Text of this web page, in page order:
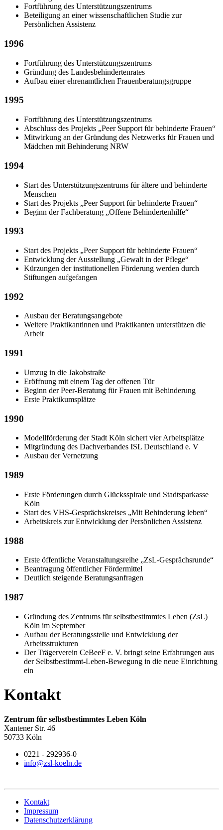
Fortführung des Unterstützungszentrums
Beteiligung an einer wissenschaftlichen Studie zur
Persönlichen Assistenz
1996
Fortführung des Unterstützungszentrums
Gründung des Landesbehindertenrates
Aufbau einer ehrenamtlichen Frauenberatungsgruppe
1995
Fortführung des Unterstützungszentrums
Abschluss des Projekts „Peer Support für behinderte Frauen“
Mitwirkung an der Gründung des Netzwerks für Frauen und
Mädchen mit Behinderung NRW
1994
Start des Unterstützungszentrums für ältere und behinderte
Menschen
Start des Projekts „Peer Support für behinderte Frauen“
Beginn der Fachberatung „Offene Behindertenhilfe“
1993
Start des Projekts „Peer Support für behinderte Frauen“
Entwicklung der Ausstellung „Gewalt in der Pflege“
Kürzungen der institutionellen Förderung werden durch
Stiftungen aufgefangen
1992
Ausbau der Beratungsangebote
Weitere Praktikantinnen und Praktikanten unterstützen die
Arbeit
1991
Umzug in die Jakobstraße
Eröffnung mit einem Tag der offenen Tür
Beginn der Peer-Beratung für Frauen mit Behinderung
Erste Praktikumsplätze
1990
Modellförderung der Stadt Köln sichert vier Arbeitsplätze
Mitgründung des Dachverbandes ISL Deutschland e. V
Ausbau der Vernetzung
1989
Erste Förderungen durch Glücksspirale und Stadtsparkasse
Köln
Start des VHS-Gesprächskreises „Mit Behinderung leben“
Arbeitskreis zur Entwicklung der Persönlichen Assistenz
1988
Erste öffentliche Veranstaltungsreihe „ZsL-Gesprächsrunde“
Beantragung öffentlicher Fördermittel
Deutlich steigende Beratungsanfragen
1987
Gründung des Zentrums für selbstbestimmtes Leben (ZsL)
Köln im September
Aufbau der Beratungsstelle und Entwicklung der
Arbeitsstrukturen
Der Trägerverein CeBeeF e. V. bringt seine Erfahrungen aus
der Selbstbestimmt-Leben-Bewegung in die neue Einrichtung
ein
Kontakt
Zentrum für selbstbestimmtes Leben Köln
Xantener Str. 46
50733 Köln
0221 - 292936-0
info@zsl-koeln.de
Kontakt
Impressum
Datenschutzerklärung